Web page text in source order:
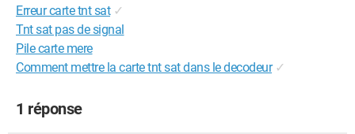
Erreur carte tnt sat ✓
Tnt sat pas de signal
Pile carte mere
Comment mettre la carte tnt sat dans le decodeur ✓
1 réponse